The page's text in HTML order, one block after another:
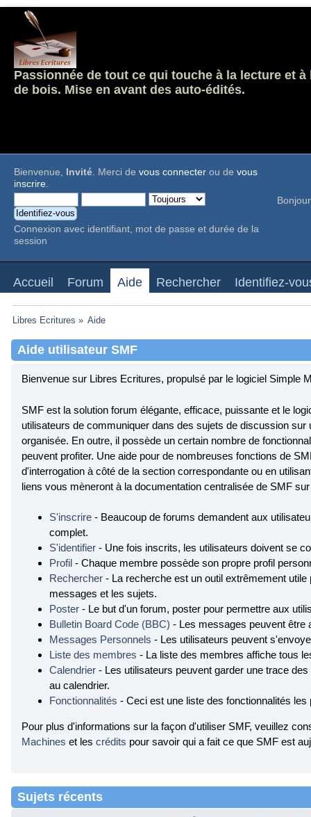
Passionnée de tout ce qui touche à la lecture et
de bois. Mise en avant des auto-édités.
Bienvenue, Invité. Merci de vous connecter ou de vous
inscrire.
Connexion avec identifiant, mot de passe et durée de la
session
Accueil Forum Aide Rechercher Identifiez-
Libres Ecritures » Aide
Aide utilisateur SMF
Bienvenue sur Libres Ecritures, propulsé par le logiciel Simple
SMF est la solution forum élégante, efficace, puissante et le
utilisateurs de communiquer dans des sujets de discussion sur
organisée. En outre, il possède un certain nombre de
peuvent profiter. Une aide pour de nombreuses fonctions de
d'interrogation à côté de la section correspondante ou en
liens vous mèneront à la documentation centralisée de SMF
S'inscrire - Beaucoup de forums demandent aux
complet.
S'identifier - Une fois inscrits, les utilisateurs doivent se
Profil - Chaque membre possède son propre profil
Rechercher - La recherche est un outil extrêmement
messages et les sujets.
Poster - Le but d'un forum, poster pour permettre aux
Bulletin Board Code (BBC) - Les messages peuvent être
Messages Personnels - Les utilisateurs peuvent
Liste des membres - La liste des membres affiche tous
Calendrier - Les utilisateurs peuvent garder une trace
au calendrier.
Fonctionnalités - Ceci est une liste des fonctionnalités les
Pour plus d'informations sur la façon d'utiliser SMF, veuillez
Machines et les crédits pour savoir qui a fait ce que SMF est
Sujets récents